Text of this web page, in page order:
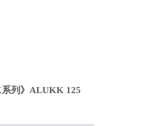
列 》 ALUKK 125